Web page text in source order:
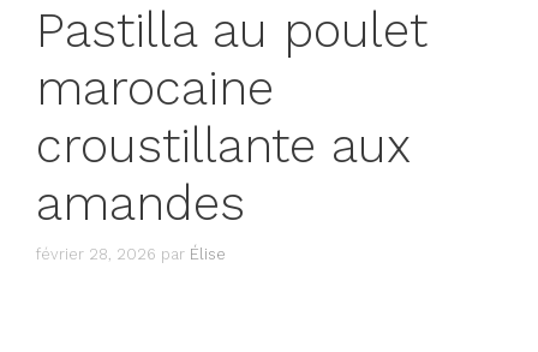
Pastilla au poulet
marocaine
croustillante aux
amandes
février 28, 2026 par Élise